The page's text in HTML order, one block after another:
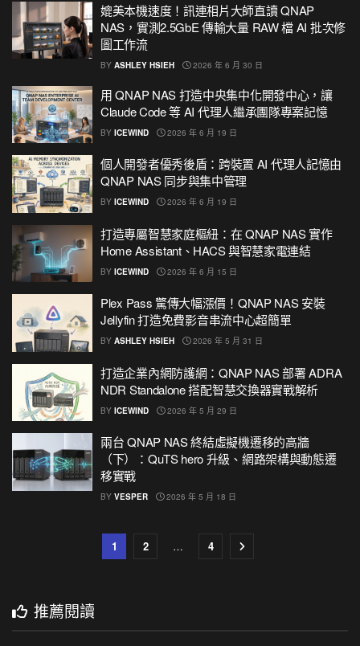
媲美本機速度！訊連相片大師直讀 QNAP
NAS，實測2.5GbE 傳輸大量 RAW 檔 AI 批次修
圖工作流
BY ASHLEY HSIEH 2026 年 6 月 30 日
用 QNAP NAS 打造中央集中化開發中心，讓
Claude Code 等 AI 代理人繼承團隊專案記憶
BY ICEWIND 2026 年 6 月 19 日
個人開發者優秀後盾：跨裝置 AI 代理人記憶由
QNAP NAS 同步與集中管理
BY ICEWIND 2026 年 6 月 19 日
打造專屬智慧家庭樞紐：在 QNAP NAS 實作
Home Assistant、HACS 與智慧家電連結
BY ICEWIND 2026 年 6 月 15 日
Plex Pass 驚傳大幅漲價！QNAP NAS 安裝
Jellyfin 打造免費影音串流中心超簡單
BY ASHLEY HSIEH 2026 年 5 月 31 日
打造企業內網防護網：QNAP NAS 部署 ADRA
NDR Standalone 搭配智慧交換器實戰解析
BY ICEWIND 2026 年 5 月 29 日
兩台 QNAP NAS 終結虛擬機遷移的高牆
（下）：QuTS hero 升級、網路架構與動態遷
移實戰
BY VESPER 2026 年 5 月 18 日
1 2 … 4
推薦閱讀